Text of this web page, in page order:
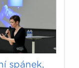
spánek,